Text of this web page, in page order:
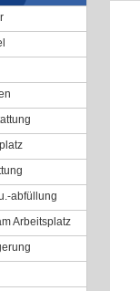
abfüllung
Arbeitsplatz